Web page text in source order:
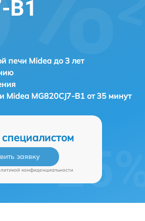
B1
печи Midea до 3 лет
Midea MG820CJ7-B1 от 35 минут
заявку
конфиденциальности